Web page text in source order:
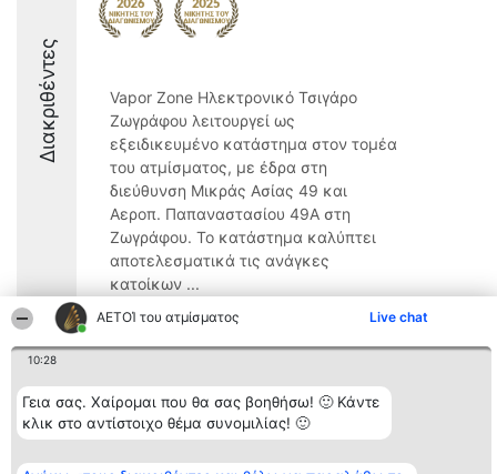
ΑΕΤΟΊ του ατμίσματος Live chat
10:28
Γεια σας. Χαίρομαι που θα σας βοηθήσω! 🙂 Κάντε
κλικ στο αντίστοιχο θέμα συνομιλίας! 🙂
Διακριθέντες
Vapor Zone Ηλεκτρονικό Τσιγάρο
Ζωγράφου λειτουργεί ως
εξειδικευμένο κατάστημα στον τομέα
του ατμίσματος, με έδρα στη
διεύθυνση Μικράς Ασίας 49 και
Αεροπ. Παπαναστασίου 49Α στη
Ζωγράφου. Το κατάστημα καλύπτει
αποτελεσματικά τις ανάγκες
κατοίκων ...
8.8
Διοργανωτής της
κατάταξης
BEAUTIFUL COMPANY
ΤΗΛ. ΕΠΙΚΟΙΝΩΝΙΑΣ:
Κατάταξη
Διακριθέντες
Λίστα όλων
διακριθέντων
Επικοινωνία